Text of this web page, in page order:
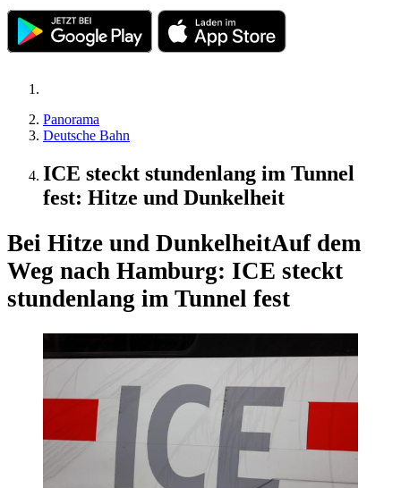
Panorama
Deutsche Bahn
ICE steckt stundenlang im Tunnel
fest: Hitze und Dunkelheit
Bei Hitze und DunkelheitAuf dem
Weg nach Hamburg: ICE steckt
stundenlang im Tunnel fest